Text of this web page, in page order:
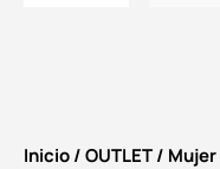
Inicio/OUTLET/ Mujer